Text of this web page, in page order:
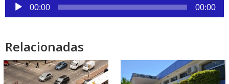
Reproductor
de
00:00 00:00
Relacionadas